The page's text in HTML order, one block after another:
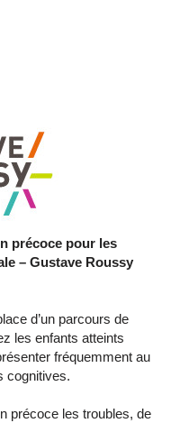
précoce pour les
– Gustave Roussy
d’un parcours de
les enfants atteints
fréquemment au
cognitives.
précoce les troubles, de